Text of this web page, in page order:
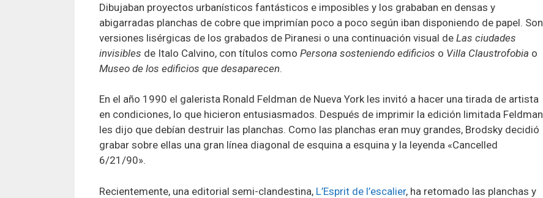
Dibujaban proyectos urbanísticos fantásticos e imposibles y los grababan en densas y
abigarradas planchas de cobre que imprimían poco a poco según iban disponiendo de papel. Son
versiones lisérgicas de los grabados de Piranesi o una continuación visual de Las ciudades
invisibles de Italo Calvino, con títulos como Persona sosteniendo edificios o Villa Claustrofobia o
Museo de los edificios que desaparecen.
En el año 1990 el galerista Ronald Feldman de Nueva York les invitó a hacer una tirada de artista
en condiciones, lo que hicieron entusiasmados. Después de imprimir la edición limitada Feldman
les dijo que debían destruir las planchas. Como las planchas eran muy grandes, Brodsky decidió
grabar sobre ellas una gran línea diagonal de esquina a esquina y la leyenda «Cancelled
6/21/90».
Recientemente, una editorial semi-clandestina, L’Esprit de l’escalier, ha retomado las planchas y